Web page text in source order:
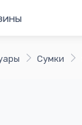
Сумки